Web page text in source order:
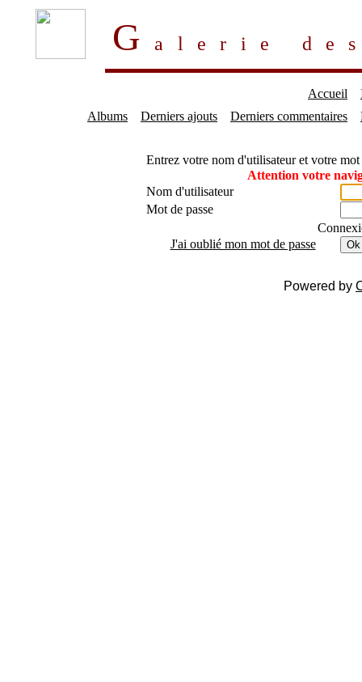
Galerie
Accueil
Albums
Derniers ajouts Derniers commentaires
Entrez votre nom d'utilisateur et votre
Attention votre
Nom d'utilisateur
Mot de passe
J'ai oublié mon mot de passe
Ok
Powered by